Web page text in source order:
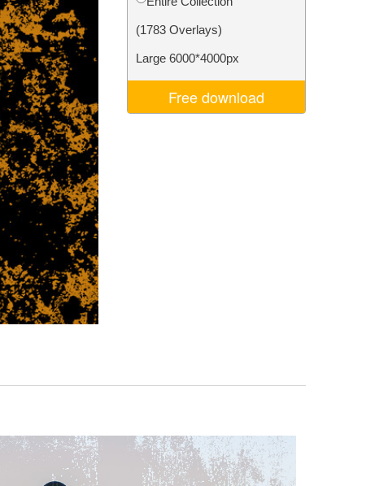
Video Editing Services
(1783 Overlays)
Large 6000*4000px
Free download